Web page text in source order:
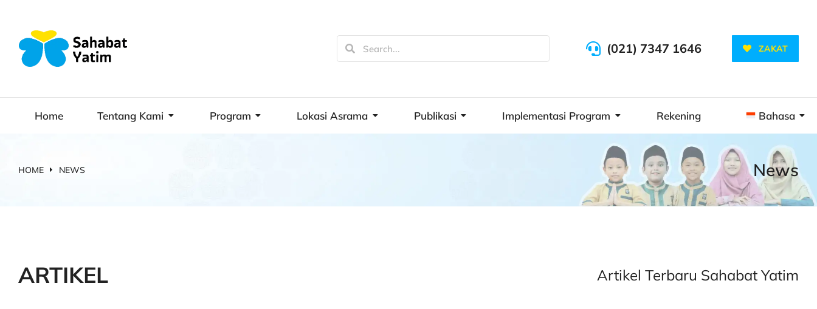
(021) 7347 1646 ZAKAT
Home Tentang Kami Program Lokasi Asrama Publikasi Implementasi Program Rekening Bahasa
You are here:
HOME NEWS News
ARTIKEL Artikel Terbaru Sahabat Yatim